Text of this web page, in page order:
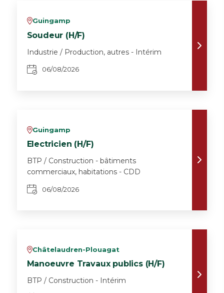
vGuingamp
Soudeur (H/F)
Industrie / Production, autres - Intérim
06/08/2026
vGuingamp
Electricien (H/F)
BTP / Construction - bâtiments
commerciaux, habitations - CDD
06/08/2026
vChâtelaudren-Plouagat
Manoeuvre Travaux publics (H/F)
BTP / Construction - Intérim